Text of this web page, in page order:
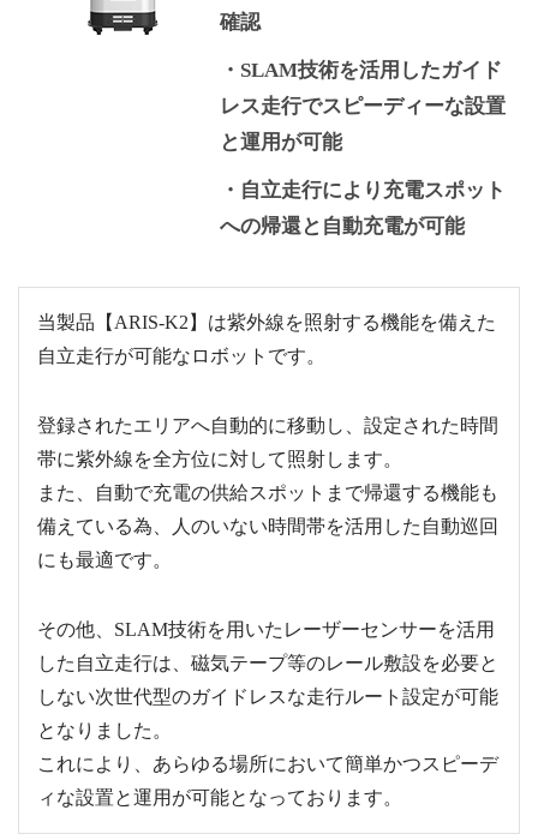
確認
・SLAM技術を活用したガイド
レス走行でスピーディーな設置
と運用が可能
・自立走行により充電スポット
への帰還と自動充電が可能
当製品【ARIS-K2】は紫外線を照射する機能を備えた
自立走行が可能なロボットです。
登録されたエリアへ自動的に移動し、設定された時間
帯に紫外線を全方位に対して照射します。
また、自動で充電の供給スポットまで帰還する機能も
備えている為、人のいない時間帯を活用した自動巡回
にも最適です。
その他、SLAM技術を用いたレーザーセンサーを活用
した自立走行は、磁気テープ等のレール敷設を必要と
しない次世代型のガイドレスな走行ルート設定が可能
となりました。
これにより、あらゆる場所において簡単かつスピーデ
ィな設置と運用が可能となっております。